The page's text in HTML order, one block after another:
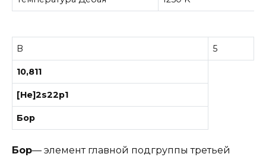
B 5
10,811
[He]2s22p1
Бор
Бор— элемент главной подгруппы третьей